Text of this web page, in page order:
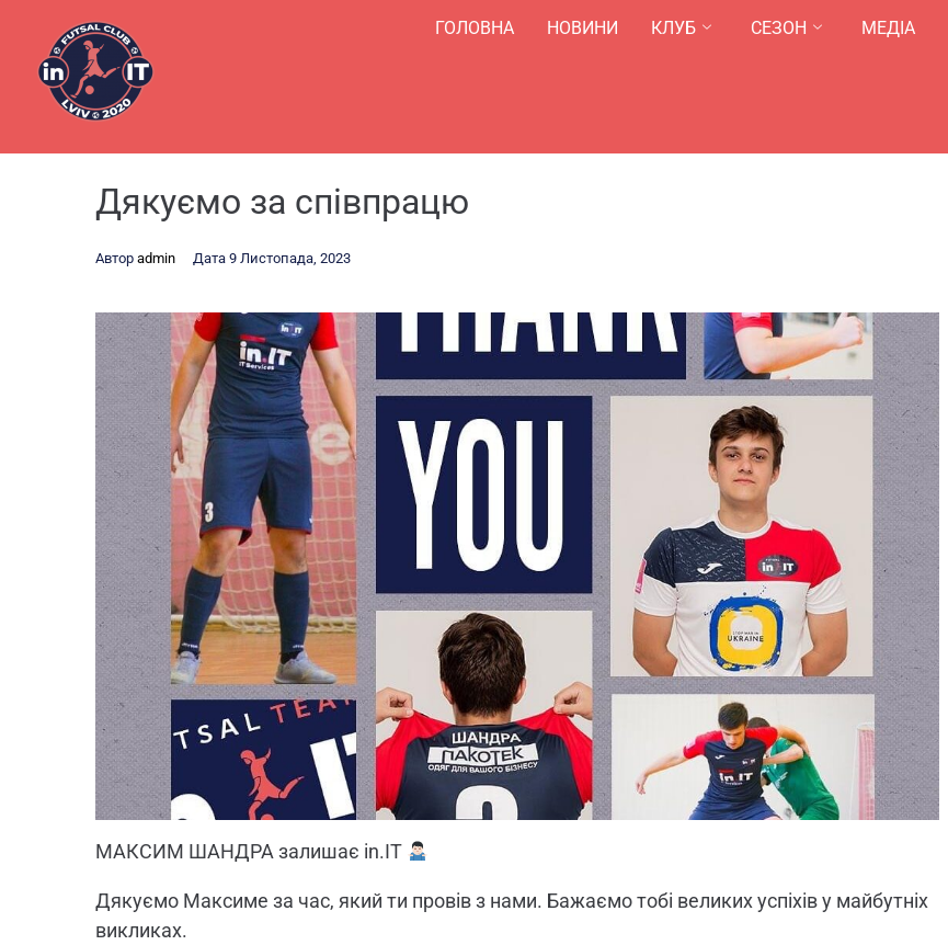
ГОЛОВНА НОВИНИ КЛУБ СЕЗОН МЕДІА
Дякуємо за співпрацю
Автор admin Дата 9 Листопада, 2023
МАКСИМ ШАНДРА залишає in.IT
Дякуємо Максиме за час, який ти провів з нами. Бажаємо тобі великих успіхів у майбутніх
викликах.